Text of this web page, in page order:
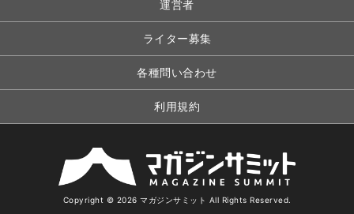
運営者
ライター募集
各種問い合わせ
利用規約
Copyright © 2026 マガジンサミット All Rights Reserved.